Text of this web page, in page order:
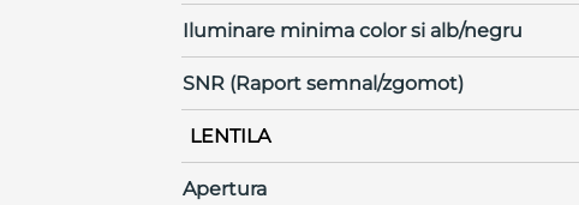
Iluminare minima color si alb/negru
SNR (Raport semnal/zgomot)
LENTILA
Apertura